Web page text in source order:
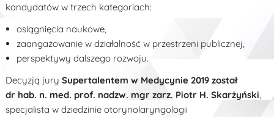
kandydatów w trzech kategoriach:
osiągnięcia naukowe,
zaangażowanie w działalność w przestrzeni publicznej,
perspektywy dalszego rozwoju.
Decyzją jurySupertalentem w Medycynie 2019 został
dr hab. n. med. prof. nadzw. mgr zarz. Piotr H. Skarżyński
specjalista w dziedzinie otorynolaryngologii